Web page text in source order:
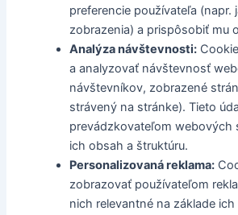
preferencie používateľa (napr.
zobrazenia) a prispôsobiť mu
Analýza návštevnosti:
a analyzovať návštevnosť
návštevníkov, zobrazené
strávený na stránke). Tieto
prevádzkovateľom webových
ich obsah a štruktúru.
Personalizovaná reklama:
zobrazovať používateľom
nich relevantné na základe ich